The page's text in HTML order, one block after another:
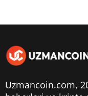
Uzmancoin.com,